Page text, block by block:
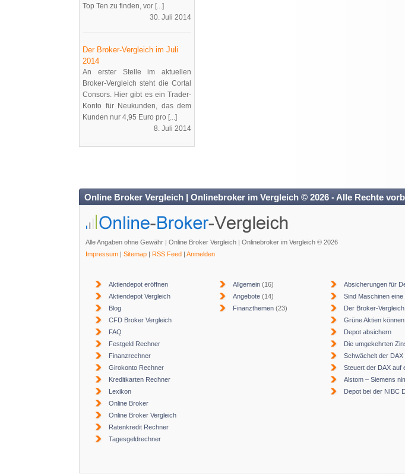
Top Ten zu finden, vor [...]
30. Juli 2014
Der Broker-Vergleich im Juli
2014
An erster Stelle im aktuellen
Broker-Vergleich steht die Cortal
Consors. Hier gibt es ein Trader-
Konto für Neukunden, das dem
Kunden nur 4,95 Euro pro [...]
8. Juli 2014
Online Broker Vergleich | Onlinebroker im Vergleich © 2026 - Alle Rechte
Alle Angaben ohne Gewähr | Online Broker Vergleich | Onlinebroker im Vergleich © 2026
Impressum | Sitemap | RSS Feed | Anmelden
Aktiendepot eröffnen
Aktiendepot Vergleich
Blog
CFD Broker Vergleich
FAQ
Festgeld Rechner
Finanzrechner
Girokonto Rechner
Kreditkarten Rechner
Lexikon
Online Broker
Online Broker Vergleich
Ratenkredit Rechner
Tagesgeldrechner
Allgemein (16)
Angebote (14)
Finanzthemen (23)
Absicherungen für
Sind Maschinen
Der Broker-
Grüne Aktien
Depot absichern
Die umgekehrten
Schwächelt der
Steuert der DAX auf
Alstom – Siemens
Depot bei der NIBC